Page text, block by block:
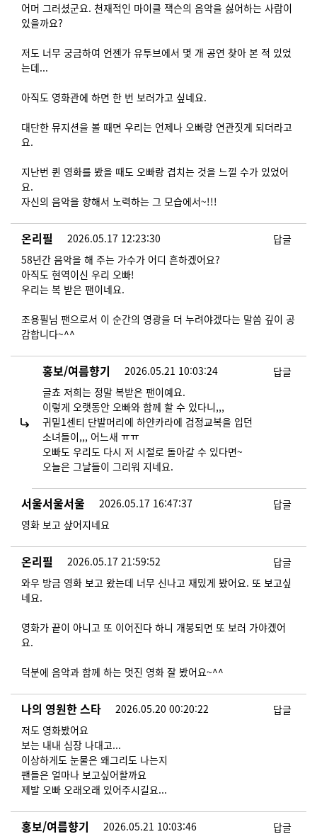
어머 그러셨군요. 천재적인 마이클 잭슨의 음악을 싫어하는 사람이
있을까요?
저도 너무 궁금하여 언젠가 유투브에서 몇 개 공연 찾아 본 적 있었
는데...
아직도 영화관에 하면 한 번 보러가고 싶네요.
대단한 뮤지션을 볼 때면 우리는 언제나 오빠랑 연관짓게 되더라고
요.
지난번 퀸 영화를 봤을 때도 오빠랑 겹치는 것을 느낄 수가 있었어
요.
자신의 음악을 향해서 노력하는 그 모습에서~!!!
온리필 2026.05.17 12:23:30
답글
58년간 음악을 해 주는 가수가 어디 흔하겠어요?
아직도 현역이신 우리 오빠!
우리는 복 받은 팬이네요.
조용필님 팬으로서 이 순간의 영광을 더 누려야겠다는 말씀 깊이 공
감합니다~^^
홍보/여름향기 2026.05.21 10:03:24
답글
글쵸 저희는 정말 복받은 팬이예요.
이렇게 오랫동안 오빠와 함께 할 수 있다니,,,
귀밑1센티 단발머리에 하얀카라에 검정교복을 입던
소녀들이,,, 어느새 ㅠㅠ
오빠도 우리도 다시 저 시절로 돌아갈 수 있다면~
오늘은 그날들이 그리워 지네요.
서울서울서울 2026.05.17 16:47:37
답글
영화 보고 샆어지네요
온리필 2026.05.17 21:59:52
답글
와우 방금 영화 보고 왔는데 너무 신나고 재밌게 봤어요. 또 보고싶
네요.
영화가 끝이 아니고 또 이어진다 하니 개봉되면 또 보러 가야겠어
요.
덕분에 음악과 함께 하는 멋진 영화 잘 봤어요~^^
나의 영원한 스타 2026.05.20 00:20:22
답글
저도 영화봤어요
보는 내내 심장 나대고...
이상하게도 눈물은 왜그리도 나는지
팬들은 얼마나 보고싶어할까요
제발 오빠 오래오래 있어주시길요...
홍보/여름향기 2026.05.21 10:03:46
답글